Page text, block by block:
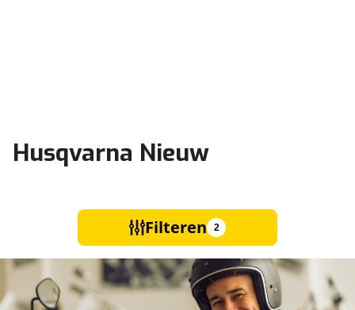
Husqvarna Nieuw
Filteren 2